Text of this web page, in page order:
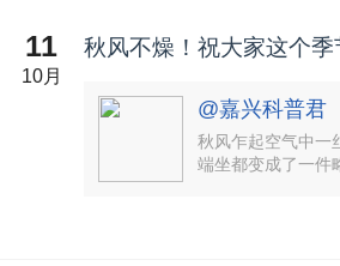
11
10月
秋风不燥！祝大家这个
@嘉兴科普君
秋风乍起空气中一
端坐都变成了一件